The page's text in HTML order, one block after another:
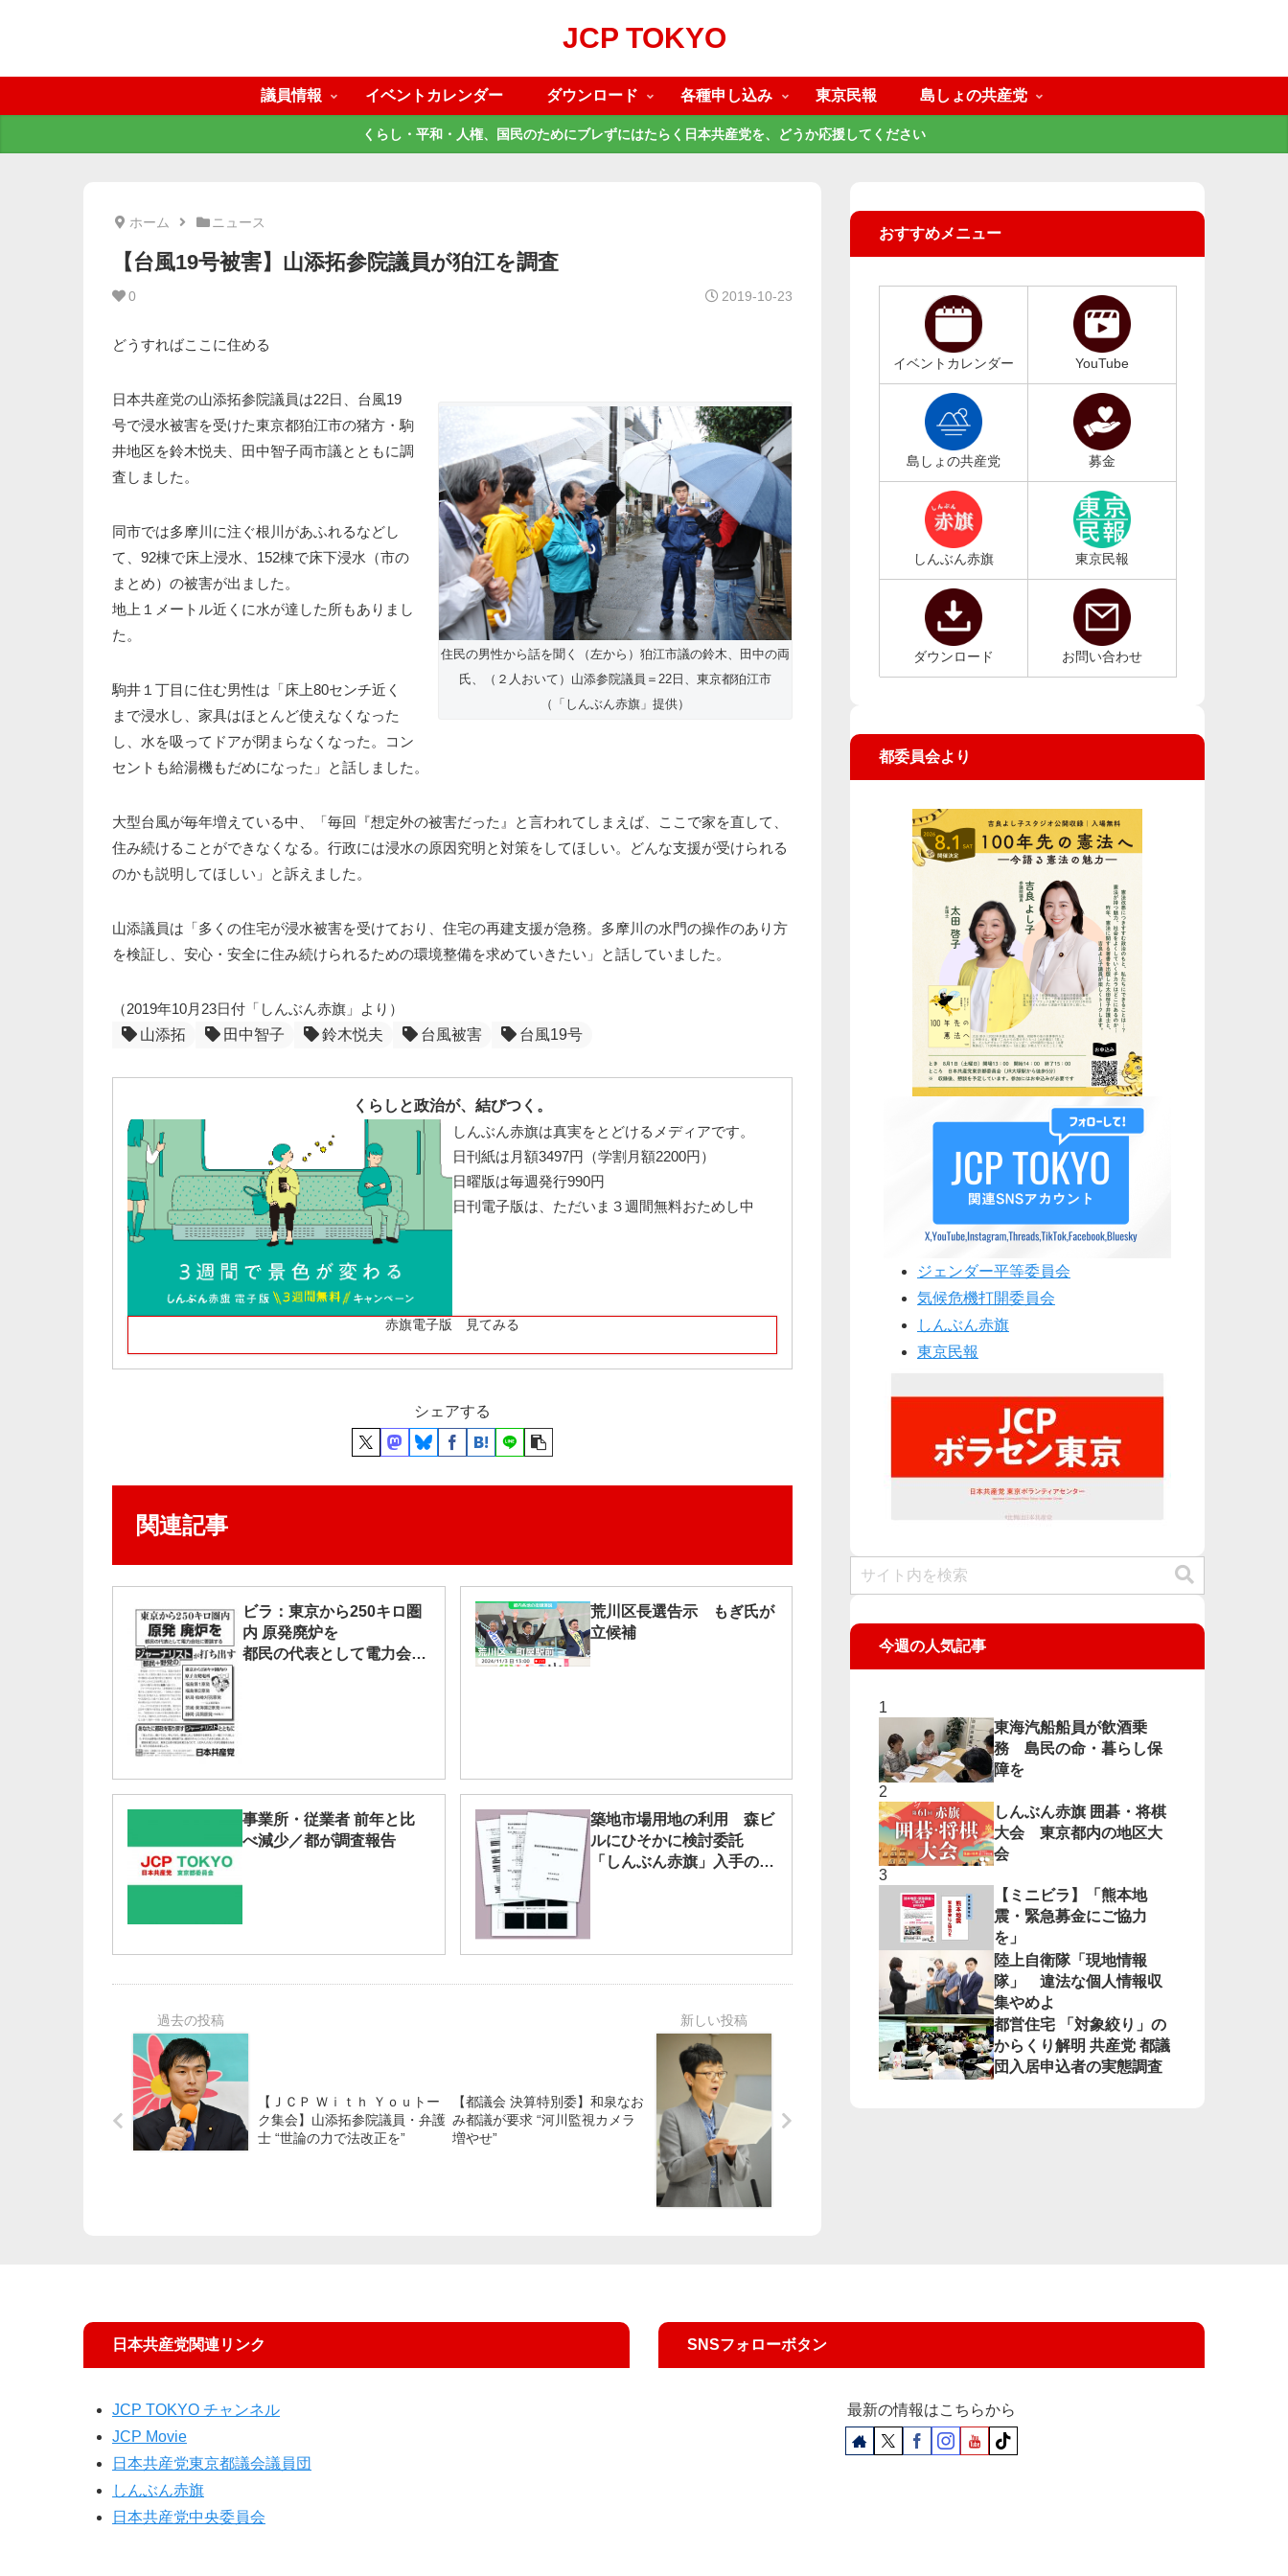
JCP TOKYO
議員情報 イベントカレンダー ダウンロード 各種申し込み 東京民報 島しょの共産党
くらし・平和・人権、国民のためにブレずにはたらく日本共産党を、どうか応援してください
ホーム ニュース
【台風19号被害】山添拓参院議員が狛江を調査
0 2019-10-23
どうすればここに住める
住民の男性から話を聞く（左から）狛江市議の鈴木、田中の両
氏、（２人おいて）山添参院議員＝22日、東京都狛江市
（「しんぶん赤旗」提供）
日本共産党の山添拓参院議員は22日、台風19
号で浸水被害を受けた東京都狛江市の猪方・駒
井地区を鈴木悦夫、田中智子両市議とともに調
査しました。
同市では多摩川に注ぐ根川があふれるなどし
て、92棟で床上浸水、152棟で床下浸水（市の
まとめ）の被害が出ました。
地上１メートル近くに水が達した所もありまし
た。
駒井１丁目に住む男性は「床上80センチ近く
まで浸水し、家具はほとんど使えなくなった
し、水を吸ってドアが閉まらなくなった。コン
セントも給湯機もだめになった」と話しました。
大型台風が毎年増えている中、「毎回『想定外の被害だった』と言われてしまえば、ここで家を直して、
住み続けることができなくなる。行政には浸水の原因究明と対策をしてほしい。どんな支援が受けられる
のかも説明してほしい」と訴えました。
山添議員は「多くの住宅が浸水被害を受けており、住宅の再建支援が急務。多摩川の水門の操作のあり方
を検証し、安心・安全に住み続けられるための環境整備を求めていきたい」と話していました。
（2019年10月23日付「しんぶん赤旗」より）
山添拓
田中智子 鈴木悦夫 台風被害 台風19号
くらしと政治が、結びつく。
しんぶん赤旗は真実をとどけるメディアです。
日刊紙は月額3497円（学割月額2200円）
日曜版は毎週発行990円
日刊電子版は、ただいま３週間無料おためし中
赤旗電子版 見てみる
シェアする
関連記事
ビラ：東京から250キロ圏
内 原発廃炉を
都民の代表として電力会社
荒川区長選告示 もぎ氏が
立候補
事業所・従業者 前年と比
べ減少／都が調査報告
築地市場用地の利用 森ビ
ルにひそかに検討委託
「しんぶん赤旗」入手の内
【ＪＣＰ Ｗｉｔｈ Ｙｏｕトー
ク集会】山添拓参院議員・弁護
士 “世論の力で法改正を”
【都議会 決算特別委】和泉なお
み都議が要求 “河川監視カメラ
増やせ”
おすすめメニュー
イベントカレンダー YouTube
島しょの共産党 募金
しんぶん赤旗 東京民報
ダウンロード お問い合わせ
都委員会より
ジェンダー平等委員会
気候危機打開委員会
しんぶん赤旗
東京民報
今週の人気記事
東海汽船船員が飲酒乗
務 島民の命・暮らし保
障を
しんぶん赤旗 囲碁・将棋
大会 東京都内の地区大
会
【ミニビラ】「熊本地
震・緊急募金にご協力
を」
陸上自衛隊「現地情報
隊」 違法な個人情報収
集やめよ
都営住宅 「対象絞り」の
からくり解明 共産党 都議
団入居申込者の実態調査
日本共産党関連リンク
JCP TOKYO チャンネル
JCP Movie
日本共産党東京都議会議員団
しんぶん赤旗
日本共産党中央委員会
SNSフォローボタン
最新の情報はこちらから